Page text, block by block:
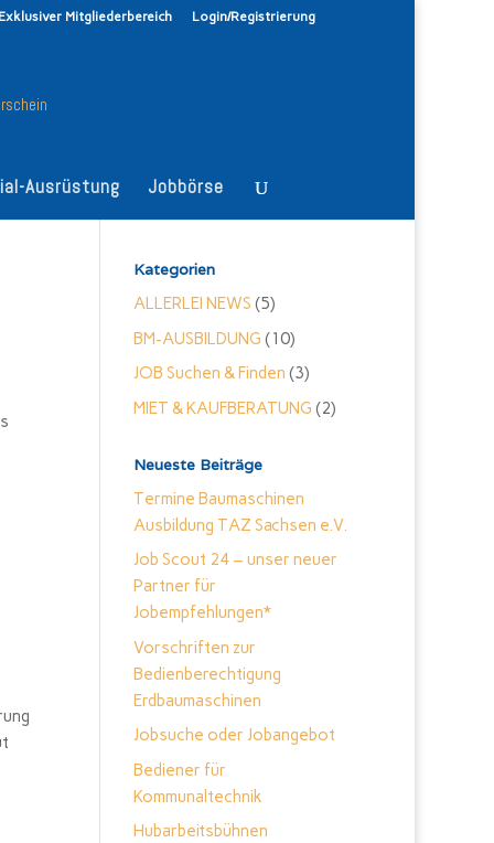
Mitgliederbereich Login/Registrierung
Ausrüstung Jobbörse
Kategorien
ALLERLEI NEWS (5)
BM-AUSBILDUNG (10)
JOB Suchen & Finden (3)
MIET & KAUFBERATUNG (2)
Neueste Beiträge
Termine Baumaschinen
Ausbildung TAZ Sachsen e.V.
Job Scout 24 – unser neuer
Partner für
Jobempfehlungen*
Vorschriften zur
Bedienberechtigung
Erdbaumaschinen
Jobsuche oder Jobangebot
Bediener für
Kommunaltechnik
Hubarbeitsbühnen